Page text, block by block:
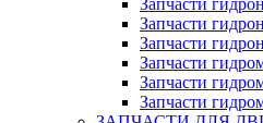
Запчасти
Запчасти
Запчасти
Запчасти
Запчасти
Запчасти